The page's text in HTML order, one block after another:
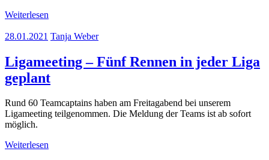
Weiterlesen
28.01.2021 Tanja Weber
Ligameeting – Fünf Rennen in jeder Liga
geplant
Rund 60 Teamcaptains haben am Freitagabend bei unserem
Ligameeting teilgenommen. Die Meldung der Teams ist ab sofort
möglich.
Weiterlesen